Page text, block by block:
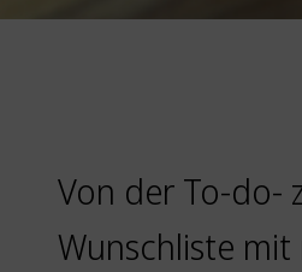
Von der To-do-
Wunschliste